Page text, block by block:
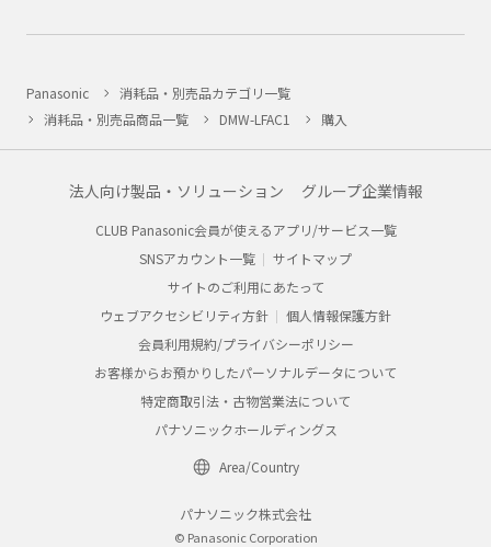
Panasonic
消耗品・別売品カテゴリ一覧
消耗品・別売品商品一覧
DMW-LFAC1 購入
法人向け製品・ソリューション グループ企業情報
CLUB Panasonic会員が使えるアプリ/サービス一覧
SNSアカウント一覧
サイトマップ
サイトのご利用にあたって
ウェブアクセシビリティ方針
個人情報保護方針
会員利用規約/プライバシーポリシー
お客様からお預かりしたパーソナルデータについて
特定商取引法・古物営業法について
パナソニックホールディングス
Area/Country
パナソニック株式会社
© Panasonic Corporation